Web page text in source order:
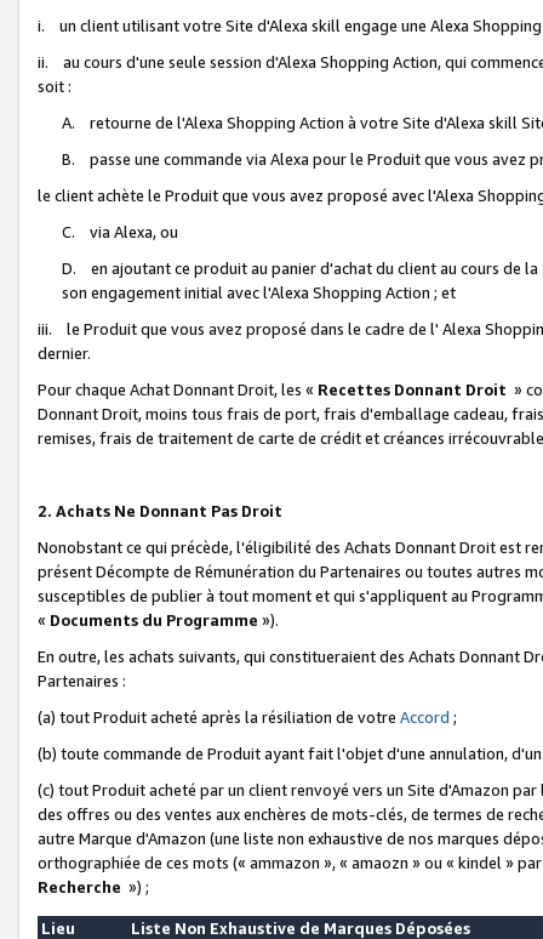
i. un client utilisant votre Site d'Alexa skill engage une Alexa
ii. au cours d'une seule session d'Alexa Shopping Action, qui
soit :
A. retourne de l'Alexa Shopping Action à votre Site d'Alexa skill
B. passe une commande via Alexa pour le Produit que vous avez
le client achète le Produit que vous avez proposé avec l'Alexa
C. via Alexa, ou
D. en ajoutant ce produit au panier d'achat du client au cours de
son engagement initial avec l'Alexa Shopping Action ; et
iii. le Produit que vous avez proposé dans le cadre de l' Alexa
dernier.
Pour chaque Achat Donnant Droit, les « Recettes Donnant Droit »
Donnant Droit, moins tous frais de port, frais d'emballage cadeau,
remises, frais de traitement de carte de crédit et créances
2. Achats Ne Donnant Pas Droit
Nonobstant ce qui précède, l'éligibilité des Achats Donnant Droit est
présent Décompte de Rémunération du Partenaires ou toutes autres
susceptibles de publier à tout moment et qui s'appliquent au
« Documents du Programme »).
En outre, les achats suivants, qui constitueraient des Achats Donnant
Partenaires :
(a) tout Produit acheté après la résiliation de votre Accord ;
(b) toute commande de Produit ayant fait l'objet d'une annulation,
(c) tout Produit acheté par un client renvoyé vers un Site d'Amazon
des offres ou des ventes aux enchères de mots-clés, de termes de
autre Marque d'Amazon (une liste non exhaustive de nos marques
orthographiée de ces mots (« ammazon », « amaozn » ou « kindel »
Recherche ») ;
Lieu
Liste Non Exhaustive de Marques Déposées